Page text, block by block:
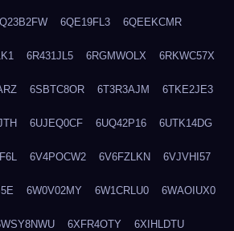
6QE19FL3 6QEEKCMR
6R431JL5 6RGMWOLX 6RKWC57X
6SBTC8OR 6T3R3AJM 6TKE2JE3
6UJEQ0CF 6UQ42P16 6UTK14DG
6V4POCW2 6V6FZLKN 6VJVHI57
6W0V02MY 6W1CRLU0 6WAOIUX0
6XFR4OTY 6XIHLDTU